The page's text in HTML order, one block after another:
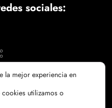
sociales:
la mejor experiencia en
utilizamos o